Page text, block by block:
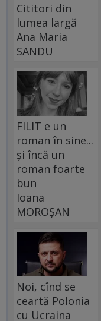
Cititori din
lumea largă
Ana Maria
SANDU
FILIT e un
roman în sine...
și încă un
roman foarte
bun
Ioana
MOROȘAN
Noi, cînd se
ceartă Polonia
cu Ucraina